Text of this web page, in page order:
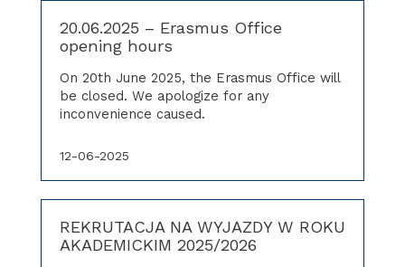
20.06.2025 – Erasmus Office
opening hours
On 20th June 2025, the Erasmus Office will
be closed. We apologize for any
inconvenience caused.
12-06-2025
REKRUTACJA NA WYJAZDY W ROKU
AKADEMICKIM 2025/2026